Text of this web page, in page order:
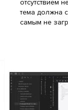
отсутствием
тема должна
самым не